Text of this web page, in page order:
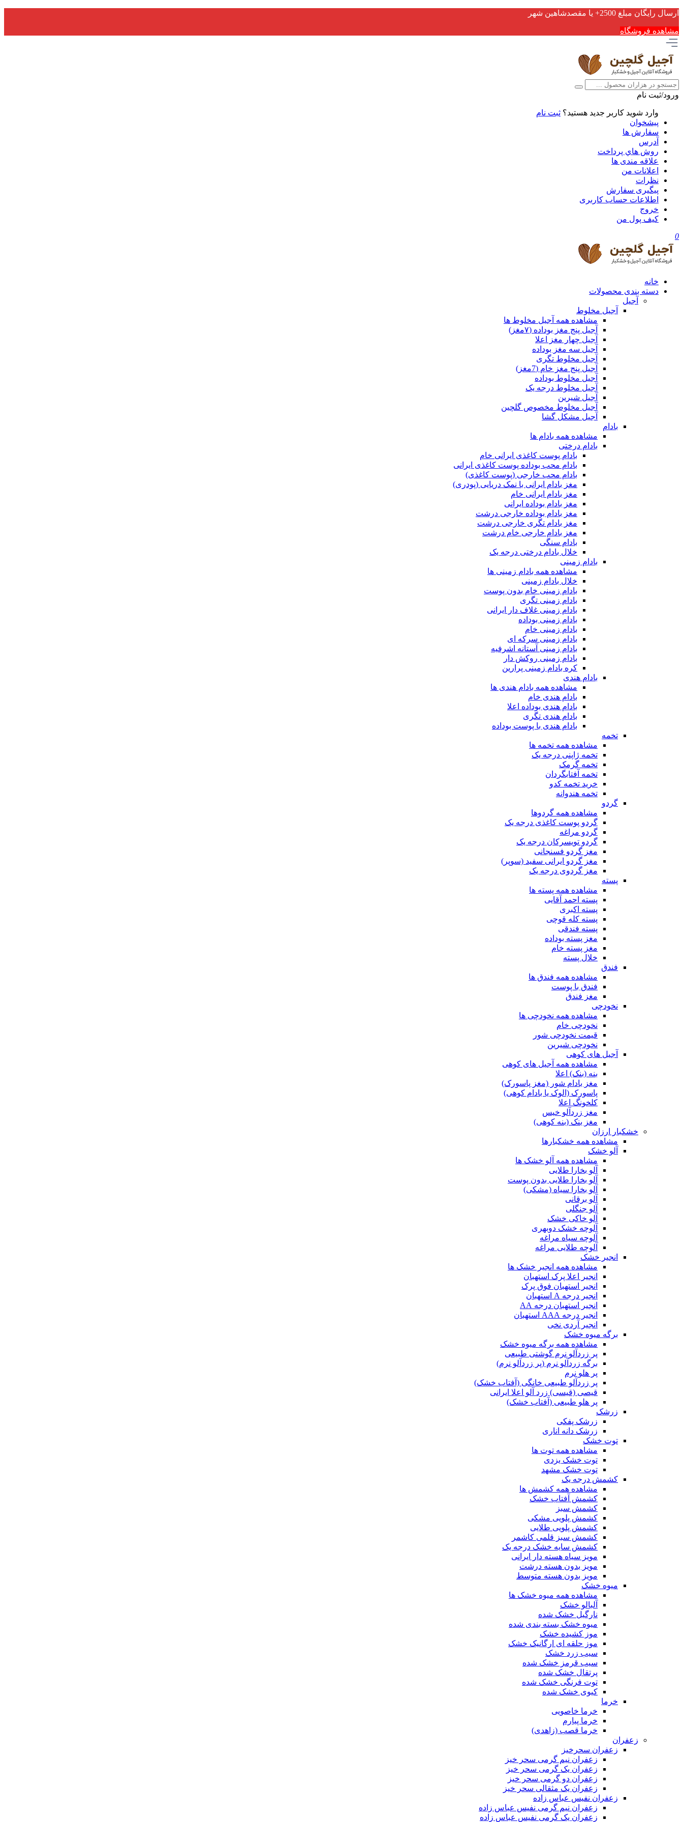
ارسال رایگان مبلغ 2500+ یا مقصدشاهین شهر
مشاهده فروشگاه
ورود/ثبت نام
وارد شوید کاربر جدید هستید؟ ثبت نام
پیشخوان
سفارش ها
آدرس
روش هاي پرداخت
علاقه مندی ها
اعلانات من
نظرات
پیگیری سفارش
اطلاعات حساب كاربری
خروج
کیف پول من
0
خانه
دسته بندی محصولات
آجیل
آجیل مخلوط
مشاهده همه آجیل مخلوط ها
آجیل پنج مغز بوداده (۷مغز)
آجیل چهار مغز اعلا
آجیل سه مغز بوداده
آجیل مخلوط تگری
آجیل پنج مغز خام (7مغز)
آجیل مخلوط بوداده
آجیل مخلوط درجه یک
آجیل شیرین
آجیل مخلوط مخصوص گلچین
آجیل مشکل گشا
بادام
مشاهده همه بادام ها
بادام درختی
بادام پوست کاغذی ایرانی خام
بادام محب بوداده پوست کاغذی ایرانی
بادام محب خارجی (پوست کاغذی)
مغز بادام ایرانی با نمک دریایی (پودری)
مغز بادام ایرانی خام
مغز بادام بوداده ایرانی
مغز بادام بوداده خارجی درشت
مغز بادام تگری خارجی درشت
مغز بادام خارجی خام درشت
بادام سنگی
خلال بادام درختی درجه یک
بادام زمینی
مشاهده همه بادام زمینی ها
خلال بادام زمینی
بادام زمینی خام بدون پوست
بادام زمینی تگری
بادام زمینی غلاف دار ایرانی
بادام زمینی بوداده
بادام زمینی خام
بادام زمینی سرکه ای
بادام زمینی آستانه اشرفیه
بادام زمینی روکش دار
کره بادام زمینی پرارین
بادام هندی
مشاهده همه بادام هندی ها
بادام هندی خام
بادام هندی بوداده اعلا
بادام هندی تگری
بادام هندی با پوست بوداده
تخمه
مشاهده همه تخمه ها
تخمه ژاپنی درجه یک
تخمه گرمک
تخمه آفتابگردان
خرید تخمه کدو
تخمه هندوانه
گردو
مشاهده همه گردوها
گردو پوست کاغذی درجه یک
گردو مراغه
گردو تویسرکان درجه یک
مغز گردو فسنجانی
مغز گردو ایرانی سفید (سوپر)
مغز گردوی درجه یک
پسته
مشاهده همه پسته ها
پسته احمد آقایی
پسته اکبری
پسته کله قوچی
پسته فندقی
مغز پسته بوداده
مغز پسته خام
خلال پسته
فندق
مشاهده همه فندق ها
فندق با پوست
مغز فندق
نخودچی
مشاهده همه نخودچی ها
نخودچی خام
قیمت نخودچی شور
نخودچی شیرین
آجیل های کوهی
مشاهده همه آجیل های کوهی
بنه (بنک) اعلا
مغز بادام شور (مغز پاسورک)
پاسورک (الوک یا بادام کوهی)
کلخونگ اعلا
مغز زردآلو خیس
مغز بنک (بنه کوهی)
خشکبار ارزان
مشاهده همه خشکبارها
آلو خشک
مشاهده همه آلو خشک ها
آلو بخارا طلایی
آلو بخارا طلایی بدون پوست
آلو بخارا سیاه (مشکی)
آلو برقانی
آلو جنگلی
آلو خاکی خشک
آلوچه خشک دوبهری
آلوچه سیاه مراغه
آلوچه طلایی مراغه
انجیر خشک
مشاهده همه انجیر خشک ها
انجیر اعلا پرک استهبان
انجیر استهبان فوق پرک
انجیر درجه A استهبان
انجیر استهبان درجه AA
انجیر درجه AAA استهبان
انجیر آردی نخی
برگه میوه خشک
مشاهده همه برگه میوه خشک
پر زردآلو نرم گوشتی طبیعی
برگه زردآلو نرم (پر زردآلو نرم)
پر هلو نرم
پر زردآلو طبیعی خانگی (آفتاب خشک)
قیصی (قیسی) زرد آلو اعلا ایرانی
پر هلو طبیعی (آفتاب خشک)
زرشک
زرشک پفکی
زرشک دانه اناری
توت خشک
مشاهده همه توت ها
توت خشک یزدی
توت خشک مشهد
کشمش درجه یک
مشاهده همه کشمش ها
کشمش آفتاب خشک
کشمش سبز
کشمش پلویی مشکی
کشمش پلویی طلایی
کشمش سبز قلمی کاشمر
کشمش سایه خشک درجه یک
مویز سیاه هسته دار ایرانی
مویز بدون هسته درشت
مویز بدون هسته متوسط
میوه خشک
مشاهده همه میوه خشک ها
آلبالو خشک
نارگیل خشک شده
میوه خشک بسته بندی شده
موز کشیده خشک
موز حلقه ای ارگانیک خشک
سیب زرد خشک
سیب قرمز خشک شده
پرتقال خشک شده
توت فرنگی خشک شده
کیوی خشک شده
خرما
خرما خاصویی
خرما پیارم
خرما قصب (زاهدی)
زعفران
زعفران سحرخیز
زعفران نیم گرمی سحر خیز
زعفران یک گرمی سحر خیز
زعفران دو گرمی سحر خیز
زعفران یک مثقالی سحر خیز
زعفران نفیس عباس زاده
زعفران نیم گرمی نفیس عباس زاده
زعفران یک گرمی نفیس عباس زاده